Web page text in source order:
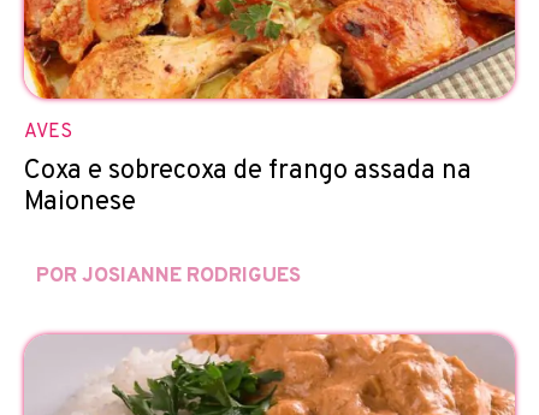
AVES
Coxa e sobrecoxa de frango assada na
Maionese
POR JOSIANNE RODRIGUES